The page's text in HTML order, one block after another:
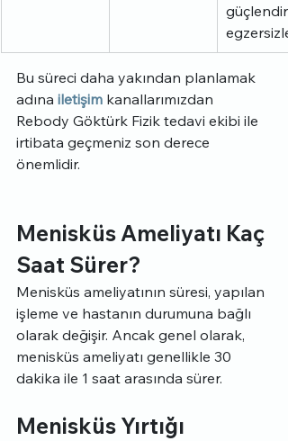
Bu süreci daha yakından planlamak
adına iletişim kanallarımızdan
Rebody Göktürk Fizik tedavi ekibi ile
irtibata geçmeniz son derece
önemlidir.
Menisküs Ameliyatı Kaç
Saat Sürer?
Menisküs ameliyatının süresi, yapılan
işleme ve hastanın durumuna bağlı
olarak değişir. Ancak genel olarak,
menisküs ameliyatı genellikle 30
dakika ile 1 saat arasında sürer.
Menisküs Yırtığı